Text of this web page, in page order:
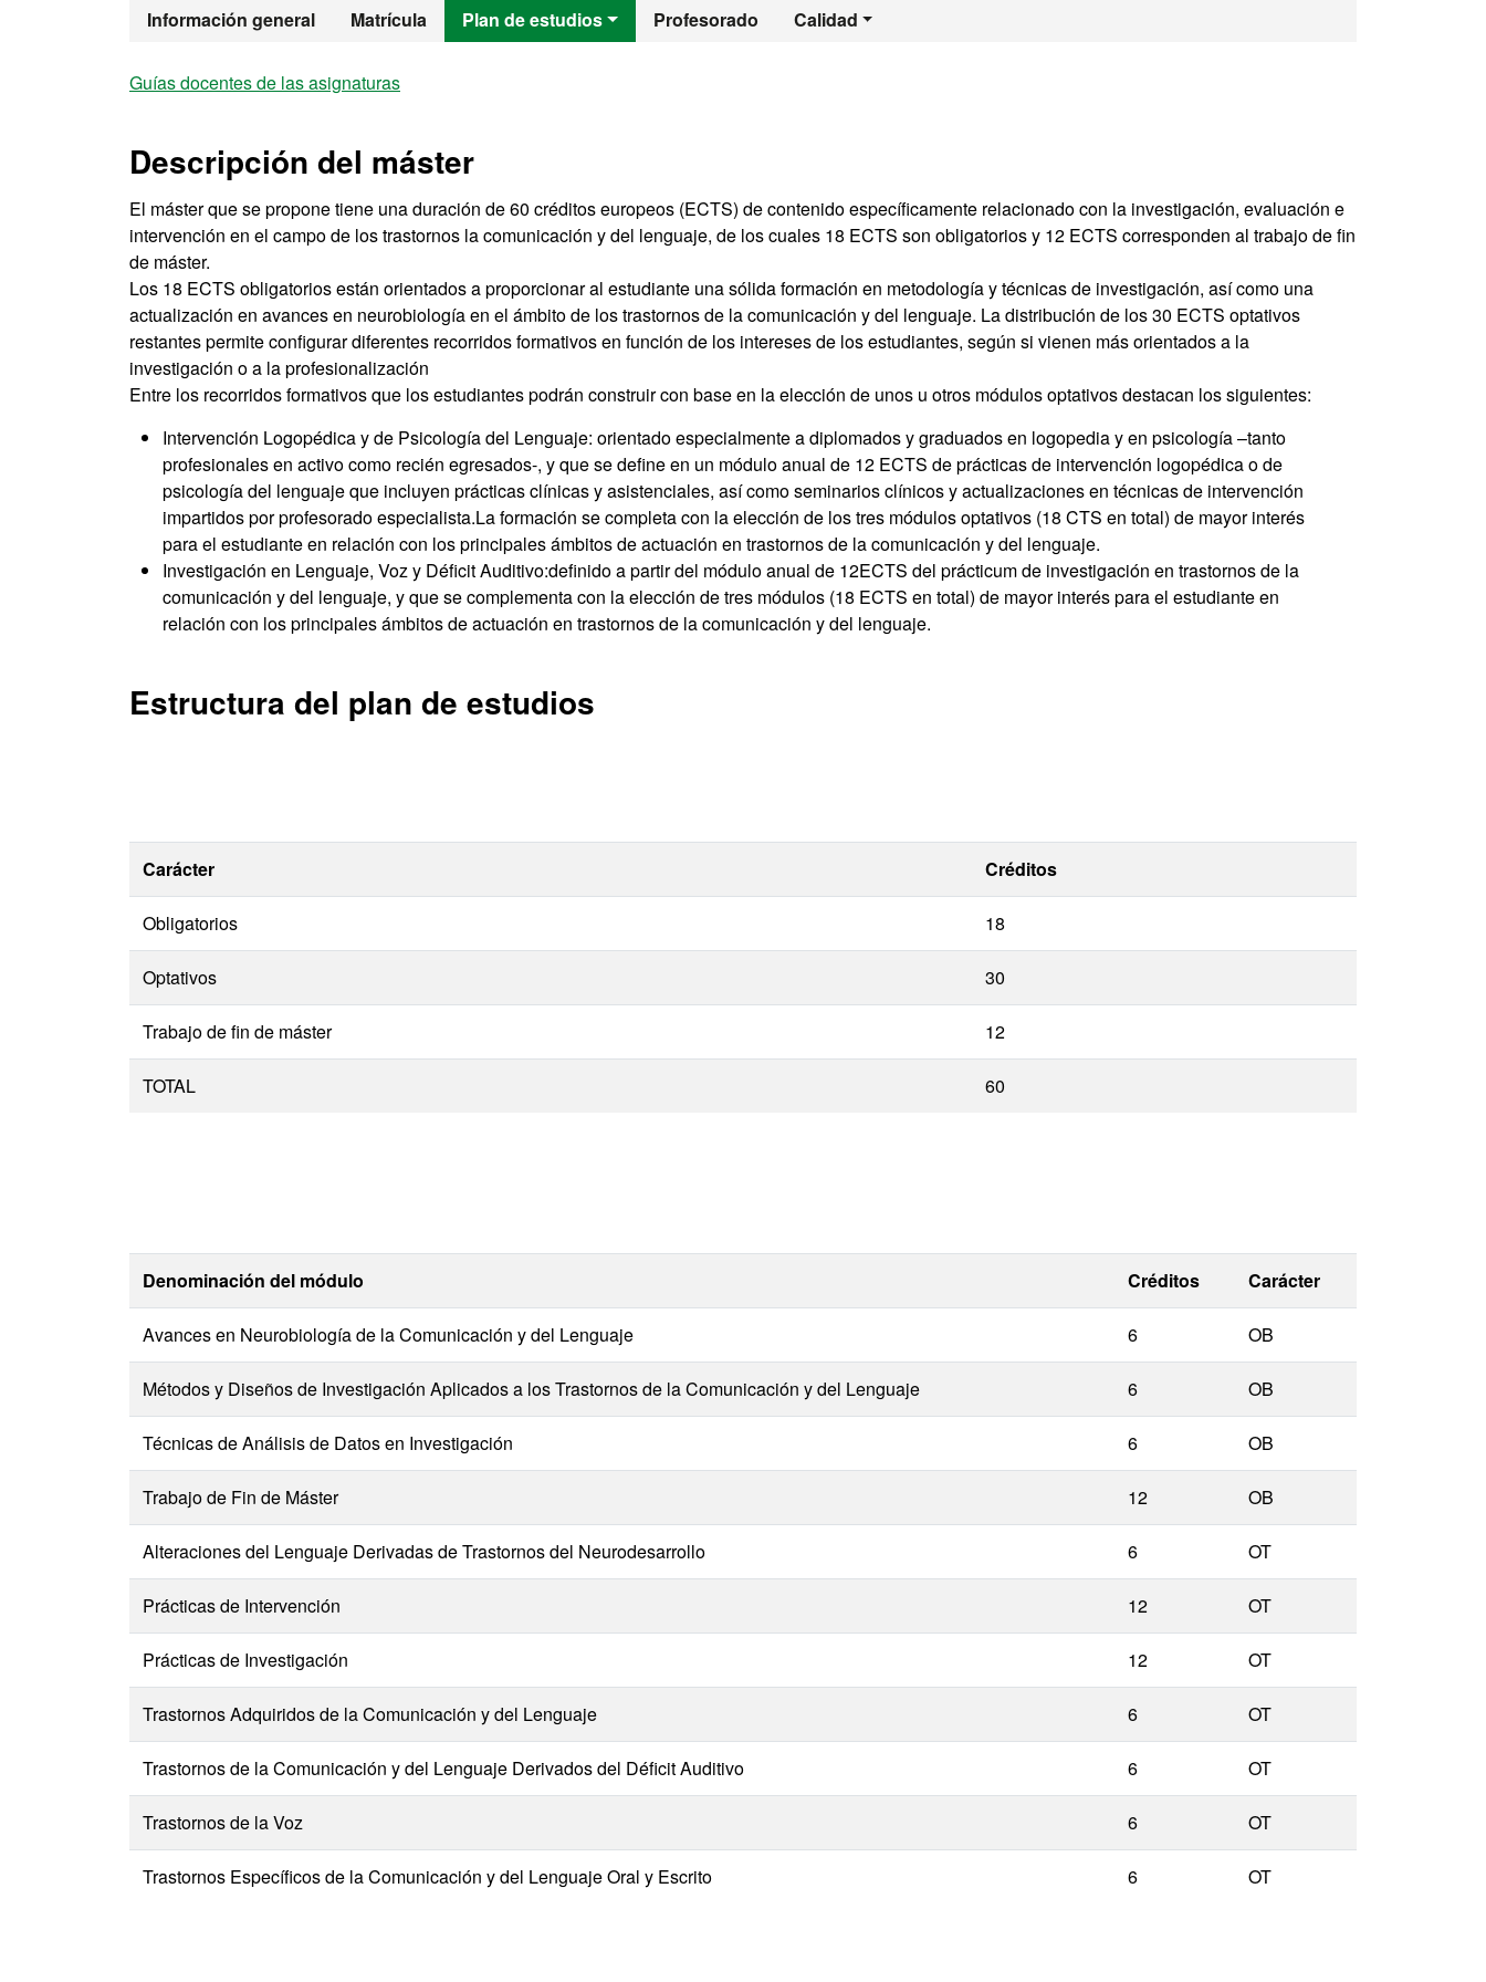
Información general Matrícula Plan de estudios Profesorado Calidad
Máster Oficial - Trastornos de la Comunicación y
Guías docentes de las asignaturas
Descripción del máster
El máster que se propone tiene una duración de 60 créditos europeos (ECTS) de contenido específicamente relacionado con la investigación, evaluación e
intervención en el campo de los trastornos la comunicación y del lenguaje, de los cuales 18 ECTS son obligatorios y 12 ECTS corresponden al trabajo de fin
de máster.
Los 18 ECTS obligatorios están orientados a proporcionar al estudiante una sólida formación en metodología y técnicas de investigación, así como una
actualización en avances en neurobiología en el ámbito de los trastornos de la comunicación y del lenguaje. La distribución de los 30 ECTS optativos
restantes permite configurar diferentes recorridos formativos en función de los intereses de los estudiantes, según si vienen más orientados a la
investigación o a la profesionalización
Entre los recorridos formativos que los estudiantes podrán construir con base en la elección de unos u otros módulos optativos destacan los siguientes:
Intervención Logopédica y de Psicología del Lenguaje: orientado especialmente a diplomados y graduados en logopedia y en psicología –tanto
profesionales en activo como recién egresados-, y que se define en un módulo anual de 12 ECTS de prácticas de intervención logopédica o de
psicología del lenguaje que incluyen prácticas clínicas y asistenciales, así como seminarios clínicos y actualizaciones en técnicas de intervención
impartidos por profesorado especialista.La formación se completa con la elección de los tres módulos optativos (18 CTS en total) de mayor interés
para el estudiante en relación con los principales ámbitos de actuación en trastornos de la comunicación y del lenguaje.
Investigación en Lenguaje, Voz y Déficit Auditivo:definido a partir del módulo anual de 12ECTS del prácticum de investigación en trastornos de la
comunicación y del lenguaje, y que se complementa con la elección de tres módulos (18 ECTS en total) de mayor interés para el estudiante en
relación con los principales ámbitos de actuación en trastornos de la comunicación y del lenguaje.
Estructura del plan de estudios
Carácter Créditos
Obligatorios 18
Optativos 30
Trabajo de fin de máster 12
TOTAL 60
Denominación del módulo Créditos Carácter
Avances en Neurobiología de la Comunicación y del Lenguaje 6 OB
Métodos y Diseños de Investigación Aplicados a los Trastornos de la Comunicación y del Lenguaje 6 OB
Técnicas de Análisis de Datos en Investigación 6 OB
Trabajo de Fin de Máster 12 OB
Alteraciones del Lenguaje Derivadas de Trastornos del Neurodesarrollo 6 OT
Prácticas de Intervención 12 OT
Prácticas de Investigación 12 OT
Trastornos Adquiridos de la Comunicación y del Lenguaje 6 OT
Trastornos de la Comunicación y del Lenguaje Derivados del Déficit Auditivo 6 OT
Trastornos de la Voz 6 OT
Trastornos Específicos de la Comunicación y del Lenguaje Oral y Escrito 6 OT